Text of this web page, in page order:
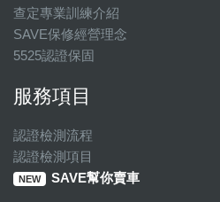
查定專業訓練介紹
SAVE保修經營理念
5525認證保固
服務項目
認證檢測流程
認證檢測項目
NEW SAVE幫你賣車